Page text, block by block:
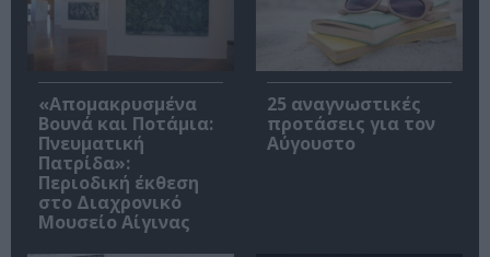
«Απομακρυσμένα
Βουνά και Ποτάμια:
Πνευματική
Πατρίδα»:
Περιοδική έκθεση
στο Διαχρονικό
Μουσείο Αίγινας
25 αναγνωστικές
προτάσεις για τον
Αύγουστο